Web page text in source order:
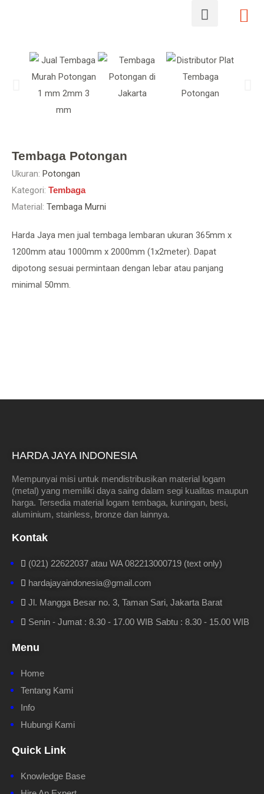
Tembaga Potongan
Ukuran: Potongan
Kategori: Tembaga
Material: Tembaga Murni
Harda Jaya men jual tembaga lembaran ukuran 365mm x
1200mm atau 1000mm x 2000mm (1x2meter). Dapat
dipotong sesuai permintaan dengan lebar atau panjang
minimal 50mm.
HARDA JAYA INDONESIA
Mempunyai misi untuk mendistribusikan material logam
(metal) yang memiliki daya saing dalam segi kualitas maupun
harga. Tersedia material logam tembaga, kuningan, besi,
aluminium, stainless, bronze dan lainnya.
Kontak
(021) 22622037 atau WA 082213000719 (text only)
hardajayaindonesia@gmail.com
Jl. Mangga Besar no. 3, Taman Sari, Jakarta Barat
Senin - Jumat : 8.30 - 17.00 WIB Sabtu : 8.30 - 15.00 WIB
Menu
Home
Tentang Kami
Info
Hubungi Kami
Quick Link
Knowledge Base